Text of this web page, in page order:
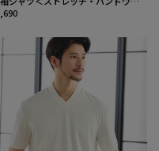
ャブル＞